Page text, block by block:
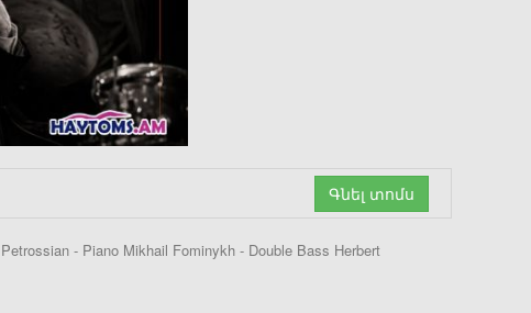
Գնել տոմս
- Piano Mikhail Fominykh - Double Bass Herbert